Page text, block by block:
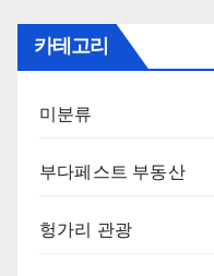
카테고리
미분류
부다페스트 부동산
헝가리 관광